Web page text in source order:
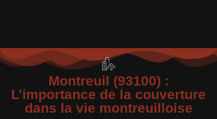
Montreuil (93100) :
L’importance de la couverture
dans la vie montreuilloise